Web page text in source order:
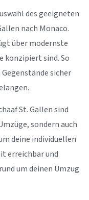
des geeigneten
nach Monaco.
über modernste
konzipiert sind. So
sicher
St. Gallen sind
sondern auch
deine individuellen
erreichbar und
um deinen Umzug